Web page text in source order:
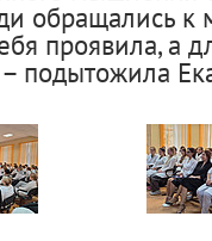
обращались к
проявила, а
– подытожила